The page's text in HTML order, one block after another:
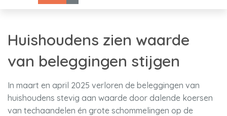
Huishoudens zien waarde
van beleggingen stijgen
In maart en april 2025 verloren de beleggingen van
huishoudens stevig aan waarde door dalende koersen
van techaandelen én grote schommelingen op de